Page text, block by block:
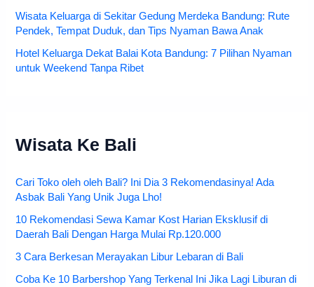
Wisata Keluarga di Sekitar Gedung Merdeka Bandung: Rute
Pendek, Tempat Duduk, dan Tips Nyaman Bawa Anak
Hotel Keluarga Dekat Balai Kota Bandung: 7 Pilihan Nyaman
untuk Weekend Tanpa Ribet
Wisata Ke Bali
Cari Toko oleh oleh Bali? Ini Dia 3 Rekomendasinya! Ada
Asbak Bali Yang Unik Juga Lho!
10 Rekomendasi Sewa Kamar Kost Harian Eksklusif di
Daerah Bali Dengan Harga Mulai Rp.120.000
3 Cara Berkesan Merayakan Libur Lebaran di Bali
Coba Ke 10 Barbershop Yang Terkenal Ini Jika Lagi Liburan di